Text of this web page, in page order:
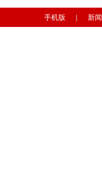
手机版 | 新闻